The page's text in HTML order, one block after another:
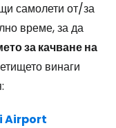
самолети от/за
време, за да
за качване на
винаги
Airport